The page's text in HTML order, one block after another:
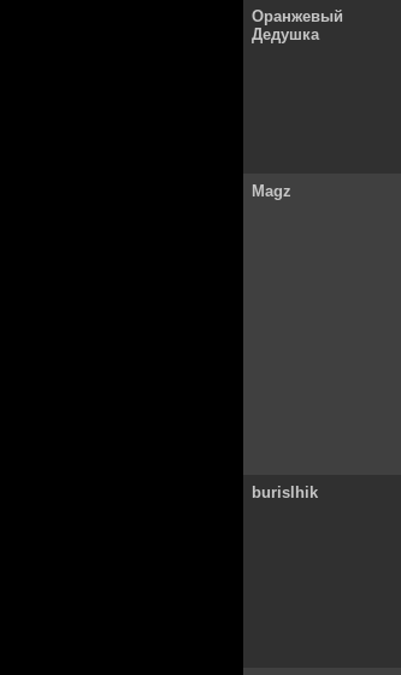
Оранжевый
Дедушка
Magz
burislhik